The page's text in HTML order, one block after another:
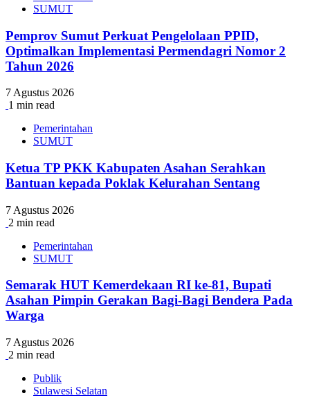
SUMUT
Pemprov Sumut Perkuat Pengelolaan PPID,
Optimalkan Implementasi Permendagri Nomor 2
Tahun 2026
7 Agustus 2026
1 min read
Pemerintahan
SUMUT
Ketua TP PKK Kabupaten Asahan Serahkan
Bantuan kepada Poklak Kelurahan Sentang
7 Agustus 2026
2 min read
Pemerintahan
SUMUT
Semarak HUT Kemerdekaan RI ke-81, Bupati
Asahan Pimpin Gerakan Bagi-Bagi Bendera Pada
Warga
7 Agustus 2026
2 min read
Publik
Sulawesi Selatan